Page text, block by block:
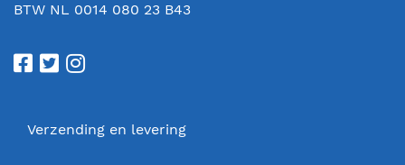
BTW NL 0014 080 23 B43
Verzending en levering